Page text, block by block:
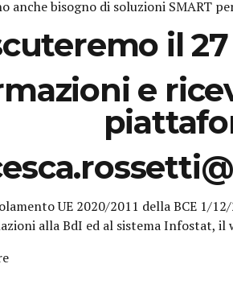
anche bisogno di soluzioni SMART
il 27
e
UE 2020/2011 della BCE 1/
alla BdI ed al sistema Infostat,